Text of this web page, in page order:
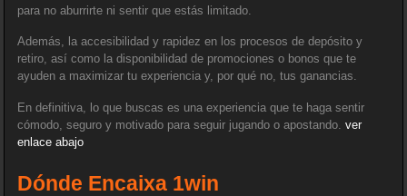
para no aburrirte ni sentir que estás limitado.
Además, la accesibilidad y rapidez en los procesos de depósito y
retiro, así como la disponibilidad de promociones o bonos que te
ayuden a maximizar tu experiencia y, por qué no, tus ganancias.
En definitiva, lo que buscas es una experiencia que te haga sentir
cómodo, seguro y motivado para seguir jugando o apostando. ver
enlace abajo
Dónde Encaixa 1win